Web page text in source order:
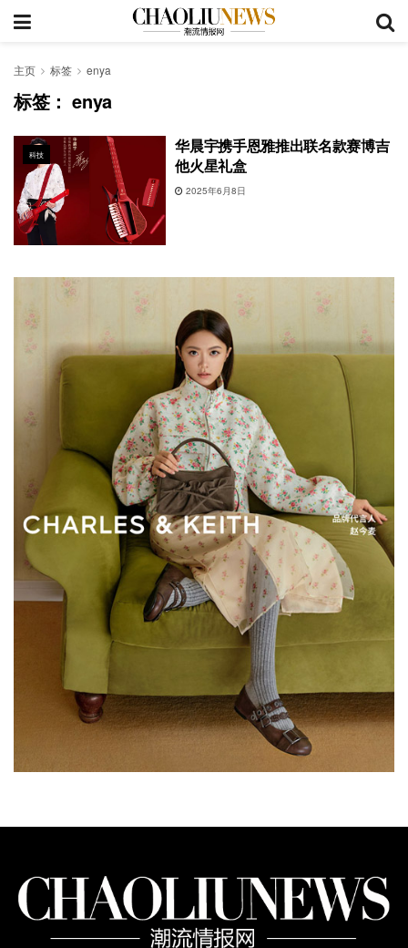
主页 标签 enya
标签：enya
科技
华晨宇携手恩雅推出联名款赛博吉
他火星礼盒
2025年6月8日